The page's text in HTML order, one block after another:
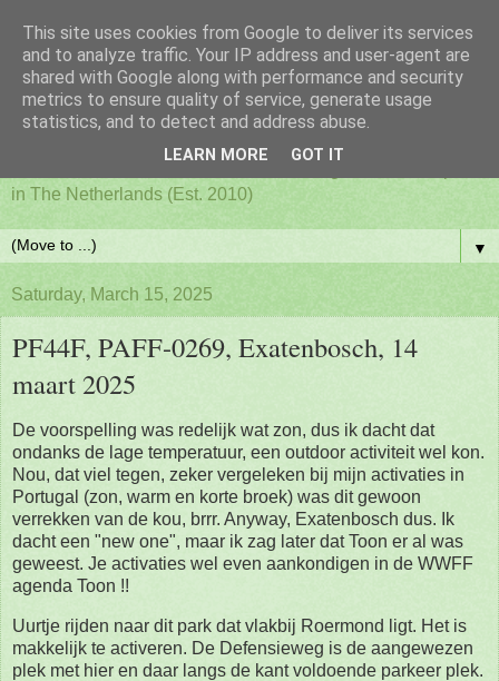
PAFF - Ham Radio & Flora
and Fauna Netherlands
in The Netherlands (Est. 2010)
▼
Saturday, March 15, 2025
PF44F, PAFF-0269, Exatenbosch, 14
maart 2025
De voorspelling was redelijk wat zon, dus ik dacht dat
ondanks de lage temperatuur, een outdoor activiteit wel kon.
Nou, dat viel tegen, zeker vergeleken bij mijn activaties in
Portugal (zon, warm en korte broek) was dit gewoon
verrekken van de kou, brrr. Anyway, Exatenbosch dus. Ik
dacht een "new one", maar ik zag later dat Toon er al was
geweest. Je activaties wel even aankondigen in de WWFF
agenda Toon !!
Uurtje rijden naar dit park dat vlakbij Roermond ligt. Het is
makkelijk te activeren. De Defensieweg is de aangewezen
plek met hier en daar langs de kant voldoende parkeer plek.
This site uses cookies from Google to deliver its services
and to analyze traffic. Your IP address and user-agent are
shared with Google along with performance and security
metrics to ensure quality of service, generate usage
statistics, and to detect and address abuse.
LEARN MORE GOT IT